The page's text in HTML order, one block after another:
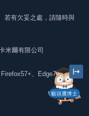
貓頭鷹博士
若有欠妥之處，請隨時與
米爾有限公司
、Edge79+及